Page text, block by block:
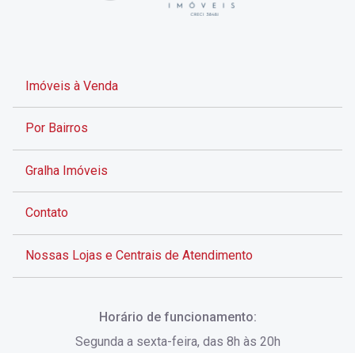
Imóveis à Venda
Por Bairros
Gralha Imóveis
Contato
Nossas Lojas e Centrais de Atendimento
Horário de funcionamento:
Segunda a sexta-feira, das 8h às 20h